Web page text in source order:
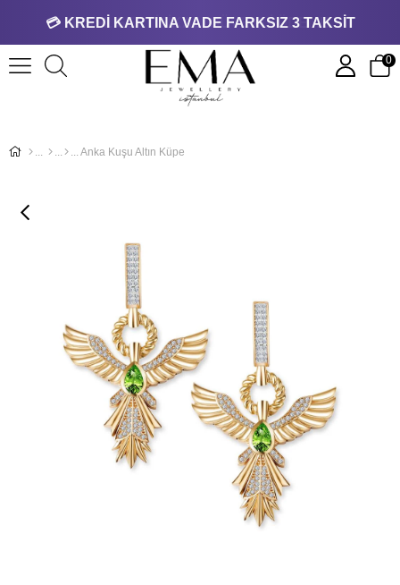
💳 KREDİ KARTINA VADE FARKSIZ 3 TAKSİT
0
Anka Kuşu Altın Küpe